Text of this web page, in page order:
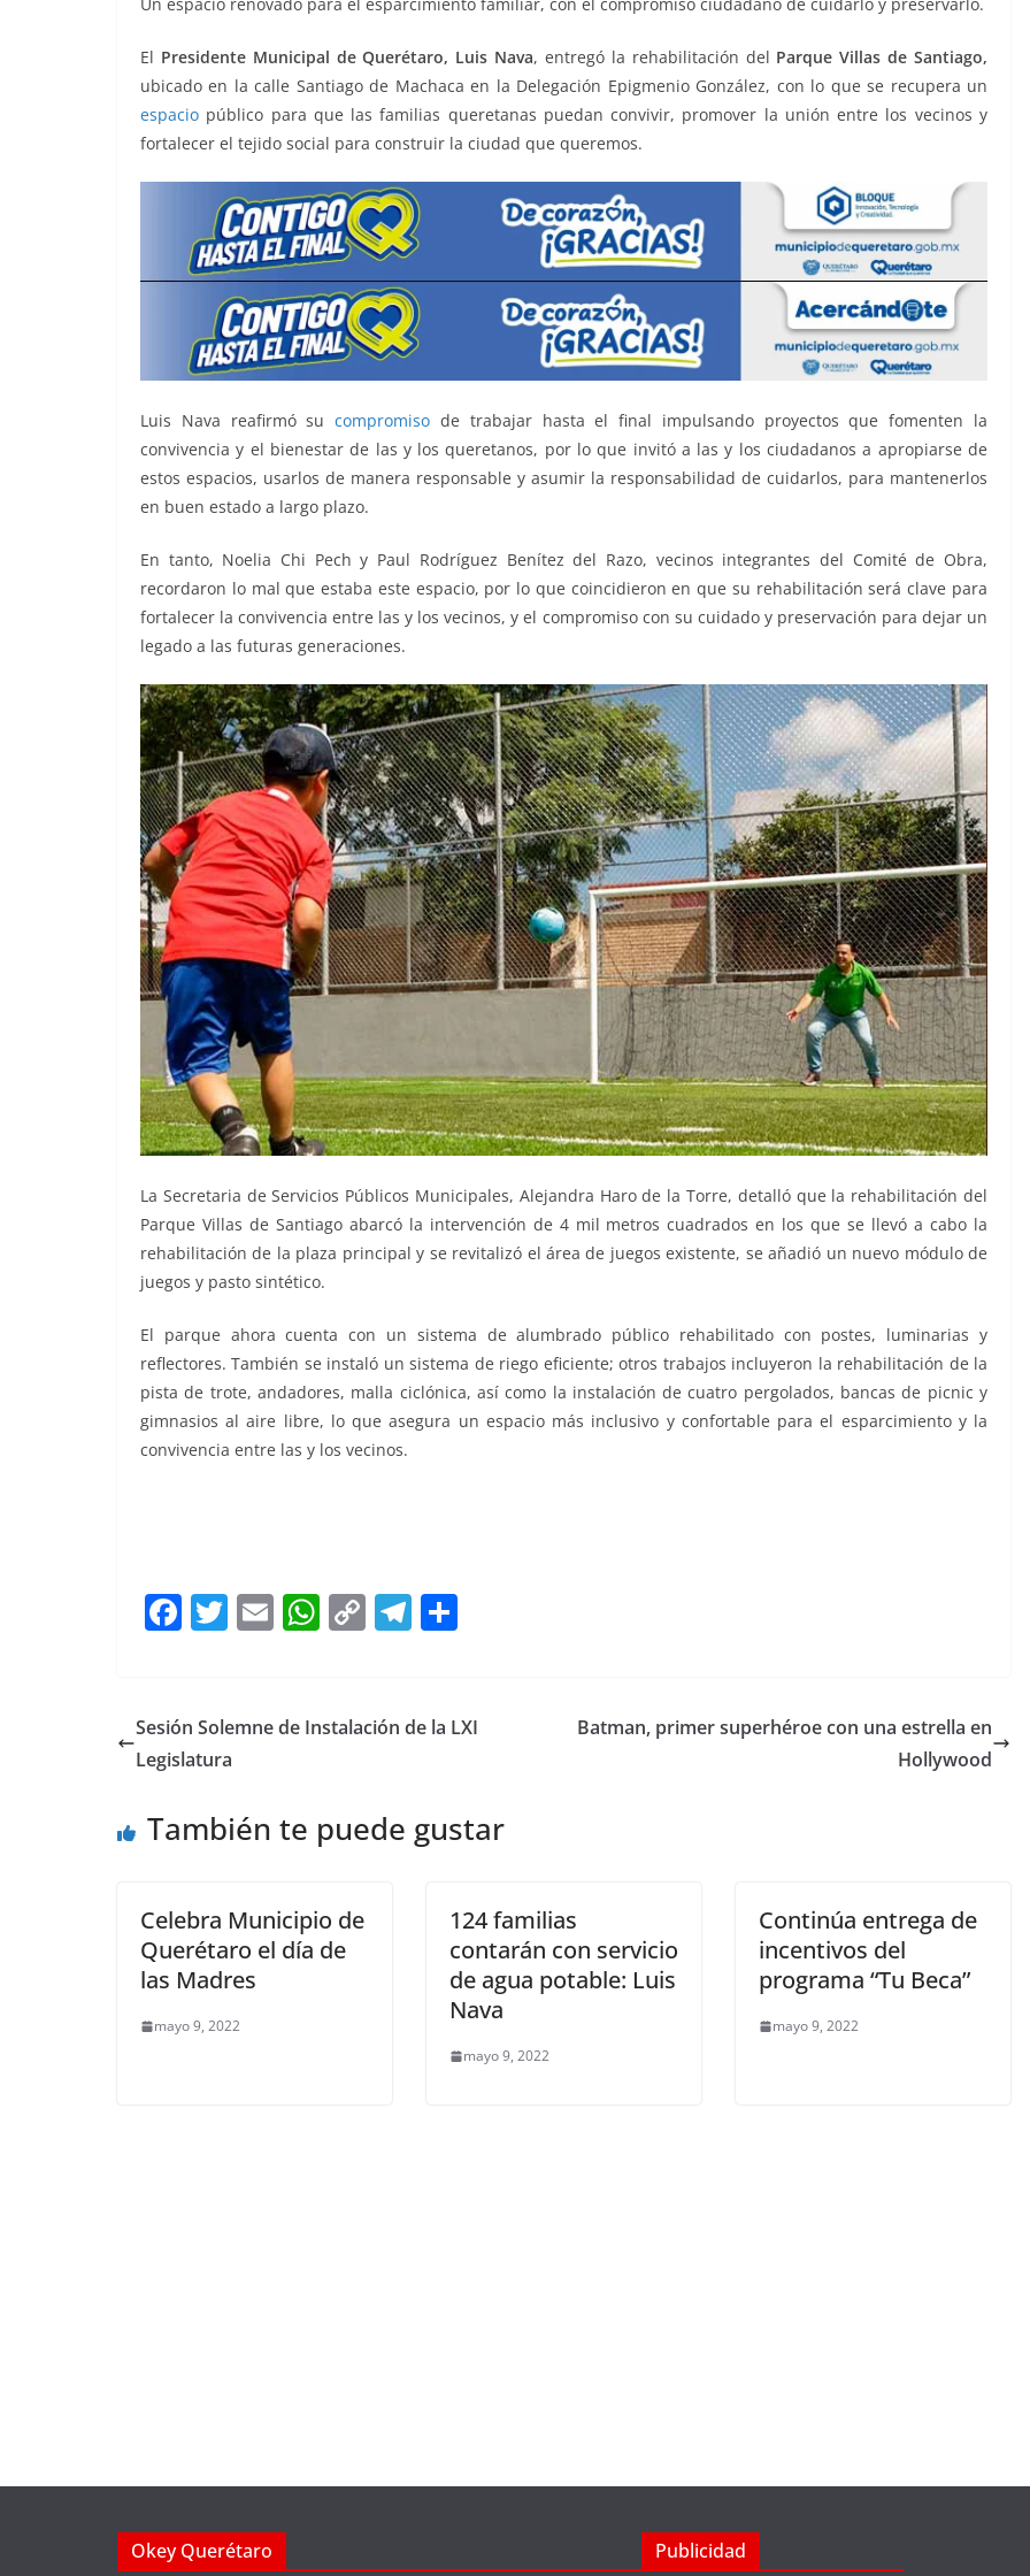
o
o
k
p
p
n
k
m
El Presidente Municipal de Querétaro, Luis Nava, entregó la rehabilitación del Parque Villas de Santiago,
ubicado en la calle Santiago de Machaca en la Delegación Epigmenio González, con lo que se recupera un
espacio público para que las familias queretanas puedan convivir, promover la unión entre los vecinos y
fortalecer el tejido social para construir la ciudad que queremos.
Luis Nava reafirmó sucompromiso de trabajar hasta el final impulsando proyectos que fomenten la
convivencia y el bienestar de las y los queretanos, por lo que invitó a las y los ciudadanos a apropiarse de
estos espacios, usarlos de manera responsable y asumir la responsabilidad de cuidarlos, para mantenerlos
en buen estado a largo plazo.
En tanto, Noelia Chi Pech y Paul Rodríguez Benítez del Razo, vecinos integrantes del Comité de Obra,
recordaron lo mal que estaba este espacio, por lo que coincidieron en que su rehabilitación será clave para
fortalecer la convivencia entre las y los vecinos, y el compromiso con su cuidado y preservación para dejar un
legado a las futuras generaciones.
La Secretaria de Servicios Públicos Municipales, Alejandra Haro de la Torre, detalló que la rehabilitación del
Parque Villas de Santiago abarcó la intervención de 4 mil metros cuadrados en los que se llevó a cabo la
rehabilitación de la plaza principal y se revitalizó el área de juegos existente, se añadió un nuevo módulo de
juegos y pasto sintético.
El parque ahora cuenta con un sistema de alumbrado público rehabilitado con postes, luminarias y
reflectores. También se instaló un sistema de riego eficiente; otros trabajos incluyeron la rehabilitación de la
pista de trote, andadores, malla ciclónica, así como la instalación de cuatro pergolados, bancas de picnic y
gimnasios al aire libre, lo que asegura un espacio más inclusivo y confortable para el esparcimiento y la
convivencia entre las y los vecinos.
F
e
b
o
T
er
E
l
W
s
p
C
y
k
T
gr e
Sesión Solemne de Instalación de la LXI
Legislatura
Batman, primer superhéroe con una estrella en
Hollywood
También te puede gustar
Celebra Municipio de
Querétaro el día de
las Madres
mayo 9, 2022
124 familias
contarán con servicio
de agua potable: Luis
Nava
mayo 9, 2022
Continúa entrega de
incentivos del
programa “Tu Beca”
mayo 9, 2022
Okey Querétaro Publicidad